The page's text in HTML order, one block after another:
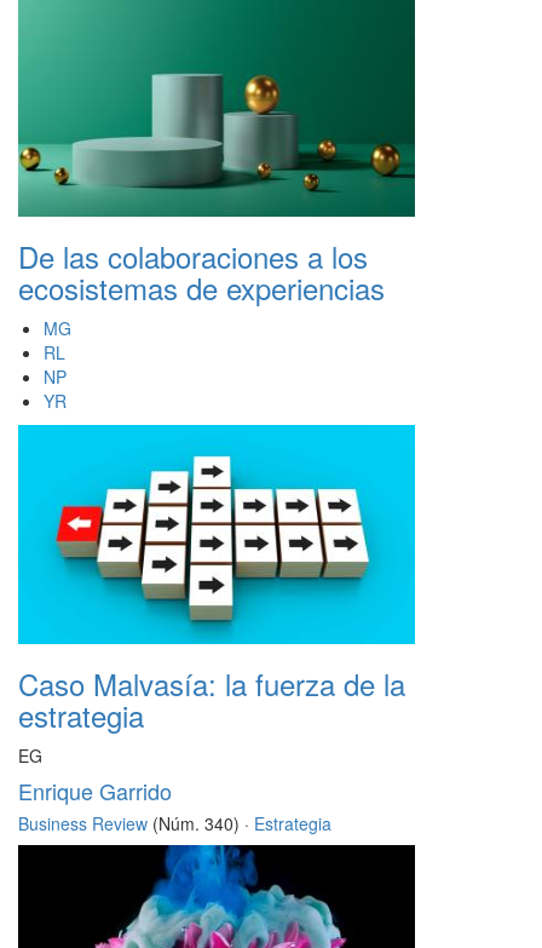
De las colaboraciones a los
ecosistemas de experiencias
MG
RL
NP
YR
Caso Malvasía: la fuerza de la
estrategia
EG
Enrique Garrido
Business Review (Núm. 340) · Estrategia